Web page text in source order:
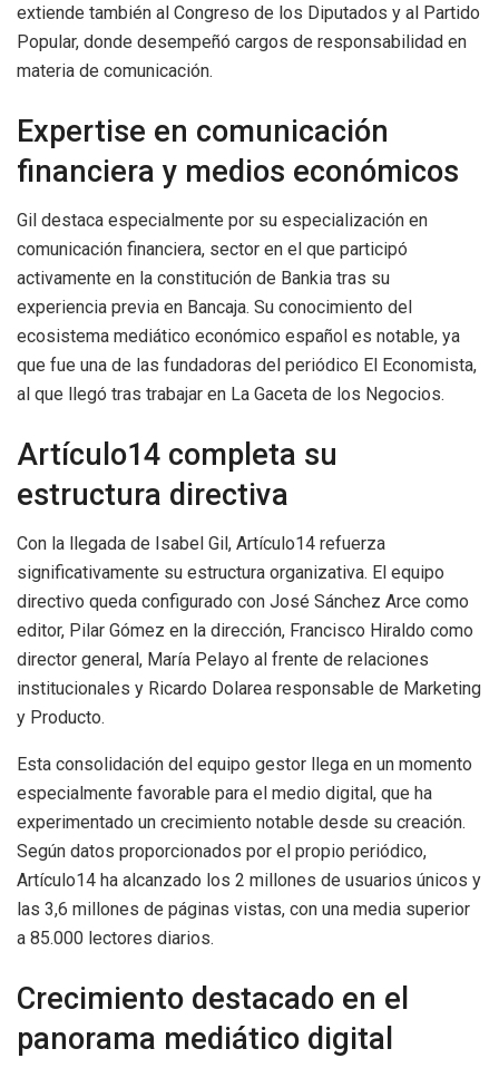
extiende también al Congreso de los Diputados y al Partido
Popular, donde desempeñó cargos de responsabilidad en
materia de comunicación.
Expertise en comunicación
financiera y medios económicos
Gil destaca especialmente por su especialización en
comunicación financiera, sector en el que participó
activamente en la constitución de Bankia tras su
experiencia previa en Bancaja. Su conocimiento del
ecosistema mediático económico español es notable, ya
que fue una de las fundadoras del periódico El Economista,
al que llegó tras trabajar en La Gaceta de los Negocios.
Artículo14 completa su
estructura directiva
Con la llegada de Isabel Gil, Artículo14 refuerza
significativamente su estructura organizativa. El equipo
directivo queda configurado con José Sánchez Arce como
editor, Pilar Gómez en la dirección, Francisco Hiraldo como
director general, María Pelayo al frente de relaciones
institucionales y Ricardo Dolarea responsable de Marketing
y Producto.
Esta consolidación del equipo gestor llega en un momento
especialmente favorable para el medio digital, que ha
experimentado un crecimiento notable desde su creación.
Según datos proporcionados por el propio periódico,
Artículo14 ha alcanzado los 2 millones de usuarios únicos y
las 3,6 millones de páginas vistas, con una media superior
a 85.000 lectores diarios.
Crecimiento destacado en el
panorama mediático digital